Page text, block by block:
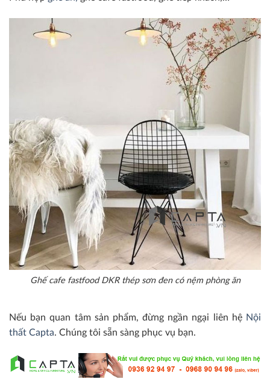
Ghế cafe fastfood DKR thép sơn đen có nệm phòng ăn
Nếu bạn quan tâm sản phẩm, đừng ngần ngại liên hệ Nội
thất Capta. Chúng tôi sẵn sàng phục vụ bạn.